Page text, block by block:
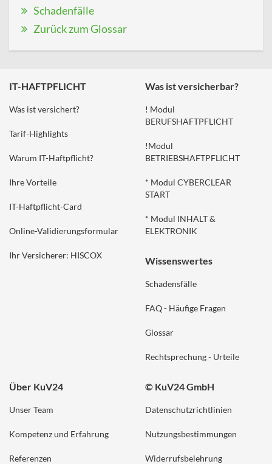
Schadenfälle
Zurück zum Glossar
IT-HAFTPFLICHT
Was ist versichert?
Tarif-Highlights
Warum IT-Haftpflicht?
Ihre Vorteile
IT-Haftpflicht-Card
Online-Validierungsformular
Ihr Versicherer: HISCOX
Was ist versicherbar?
! Modul
BERUFSHAFTPFLICHT
!Modul
BETRIEBSHAFTPFLICHT
* Modul CYBERCLEAR
START
* Modul INHALT &
ELEKTRONIK
Wissenswertes
Schadensfälle
FAQ - Häufige Fragen
Glossar
Rechtsprechung - Urteile
Über KuV24
Unser Team
Kompetenz und Erfahrung
Referenzen
© KuV24 GmbH
Datenschutzrichtlinien
Nutzungsbestimmungen
Widerrufsbelehrung